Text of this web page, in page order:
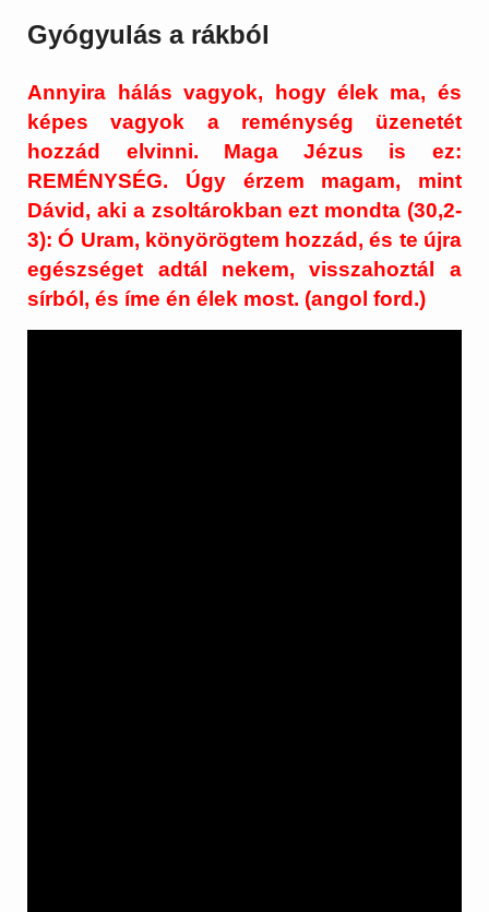
Gyógyulás a rákból
Annyira hálás vagyok, hogy élek ma, és
képes vagyok a reménység üzenetét
hozzád elvinni. Maga Jézus is ez:
REMÉNYSÉG. Úgy érzem magam, mint
Dávid, aki a zsoltárokban ezt mondta (30,2-
3): Ó Uram, könyörögtem hozzád, és te újra
egészséget adtál nekem, visszahoztál a
sírból, és íme én élek most. (angol ford.)